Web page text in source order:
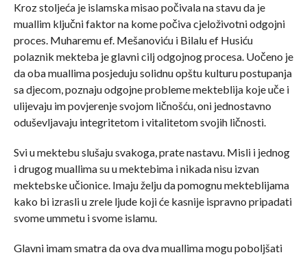
Kroz stoljeća je islamska misao počivala na stavu da je
muallim ključni faktor na kome počiva cjeloživotni odgojni
proces. Muharemu ef. Mešanoviću i Bilalu ef Husiću
polaznik mekteba je glavni cilj odgojnog procesa. Uočeno je
da oba muallima posjeduju solidnu opštu kulturu postupanja
sa djecom, poznaju odgojne probleme mekteblija koje uče i
ulijevaju im povjerenje svojom ličnošću, oni jednostavno
oduševljavaju integritetom i vitalitetom svojih ličnosti.
Svi u mektebu slušaju svakoga, prate nastavu. Misli i jednog
i drugog muallima su u mektebima i nikada nisu izvan
mektebske učionice. Imaju želju da pomognu mekteblijama
kako bi izrasli u zrele ljude koji će kasnije ispravno pripadati
svome ummetu i svome islamu.
Glavni imam smatra da ova dva muallima mogu poboljšati